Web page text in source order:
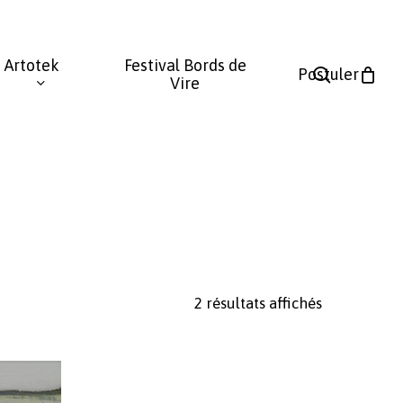
Artotek
Festival Bords de
Vire
Postuler
search
panier
2 résultats affichésTrié